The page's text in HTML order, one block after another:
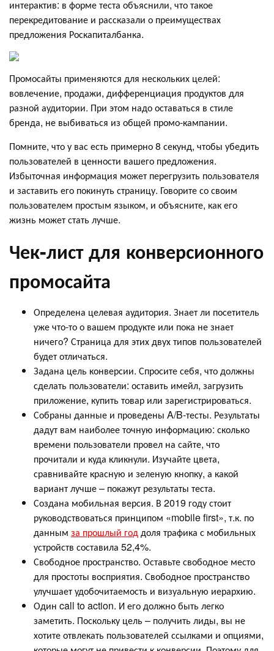
интерактив: в форме теста объяснили, что такое
перекредитование и рассказали о преимуществах
предложения Роскапиталбанка.
Промосайты применяются для нескольких целей:
вовлечение, продажи, дифференциация продуктов для
разной аудитории. При этом надо оставаться в стиле
бренда, не выбиваться из общей промо-кампании.
Помните, что у вас есть примерно 8 секунд, чтобы убедить
пользователей в ценности вашего предложения.
Избыточная информация может перегрузить пользователя
и заставить его покинуть страницу. Говорите со своим
пользователем простым языком, и объясните, как его
жизнь может стать лучше.
Чек-лист для конверсионного
промосайта
Определена целевая аудитория. Знает ли посетитель
уже что-то о вашем продукте или пока не знает
ничего? Страница для этих двух типов пользователей
будет отличаться.
Задана цель конверсии. Спросите себя, что должны
сделать пользователи: оставить имейл, загрузить
приложение, купить товар или зарегистрироваться.
Собраны данные и проведены A/B-тесты. Результаты
дадут вам наиболее точную информацию: сколько
времени пользователи провел на сайте, что
прочитали и куда кликнули. Изучайте цвета,
сравнивайте красную и зеленую кнопку, а какой
вариант лучше – покажут результаты теста.
Создана мобильная версия. В 2019 году стоит
руководствоваться принципом «mobile first», т.к. по
данным за прошлый годдоля трафика с мобильных
устройств составила 52,4%.
Свободное пространство. Оставьте свободное место
для простоты восприятия. Свободное пространство
улучшает удобочитаемость и визуальную иерархию.
Один call to action. И его должно быть легко
заметить. Поскольку цель – получить лиды, вы не
хотите отвлекать пользователей ссылками и опциями,